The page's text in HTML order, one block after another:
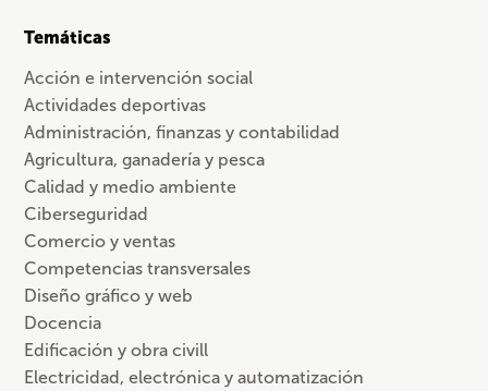
Temáticas
Acción e intervención social
Actividades deportivas
Administración, finanzas y contabilidad
Agricultura, ganadería y pesca
Calidad y medio ambiente
Ciberseguridad
Comercio y ventas
Competencias transversales
Diseño gráfico y web
Docencia
Edificación y obra civill
Electricidad, electrónica y automatización